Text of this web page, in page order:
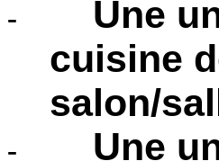
-
Une
cuisine
salon/
-
Une